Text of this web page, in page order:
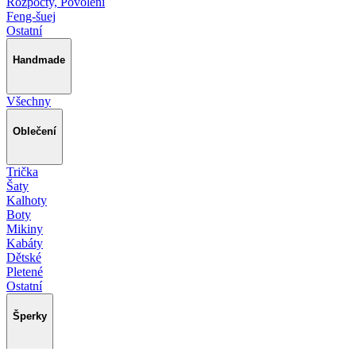
Feng-šuej
Ostatní
Handmade
Všechny
Oblečení
Trička
Šaty
Kalhoty
Boty
Mikiny
Kabáty
Dětské
Pletené
Ostatní
Šperky